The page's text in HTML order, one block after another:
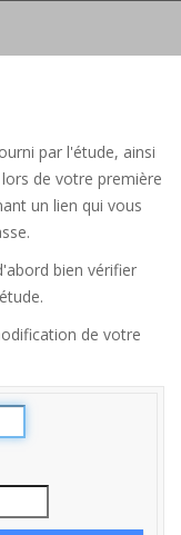
par l'étude, ainsi
de votre première
un lien qui vous
bien vérifier
de votre